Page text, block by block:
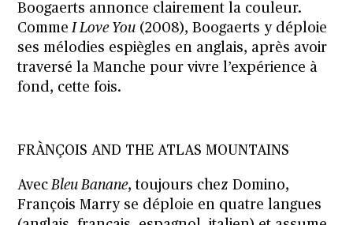
Boogaerts annonce clairement la couleur.
Comme I Love You (2008), Boogaerts y déploie
ses mélodies espiègles en anglais, après avoir
traversé la Manche pour vivre l’expérience à
fond, cette fois.
FRÀNÇOIS AND THE ATLAS MOUNTAINS
AvecBleu Banane, toujours chez Domino,
François Marry se déploie en quatre langues